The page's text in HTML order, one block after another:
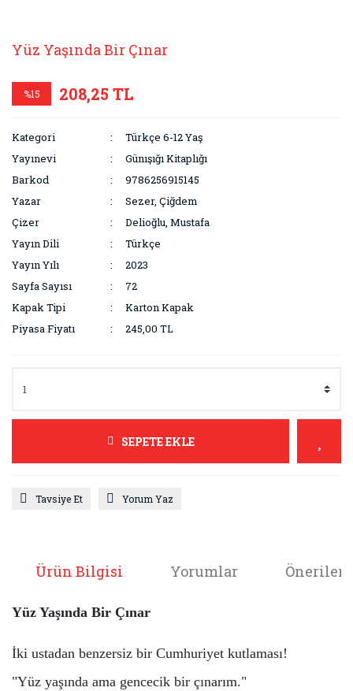
Yüz Yaşında Bir Çınar
%15 208,25 TL
Kategori
Türkçe 6-12 Yaş
Yayınevi
Günışığı Kitaplığı
Barkod
9786256915145
Yazar
Sezer, Çiğdem
Çizer
Delioğlu, Mustafa
Yayın Dili
Türkçe
Yayın Yılı
2023
Sayfa Sayısı
72
Kapak Tipi
Karton Kapak
Piyasa Fiyatı
245,00 TL
SEPETE EKLE
Tavsiye Et Yorum Yaz
Ürün Bilgisi Yorumlar
Yüz Yaşında Bir Çınar
İki ustadan benzersiz bir Cumhuriyet kutlaması!
"Yüz yaşında ama gencecik bir çınarım."